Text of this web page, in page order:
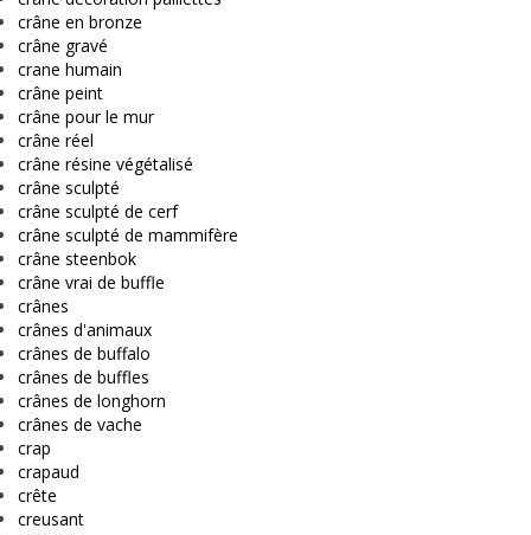
crâne en bronze
crâne gravé
crane humain
crâne peint
crâne pour le mur
crâne réel
crâne résine végétalisé
crâne sculpté
crâne sculpté de cerf
crâne sculpté de mammifère
crâne steenbok
crâne vrai de buffle
crânes
crânes d'animaux
crânes de buffalo
crânes de buffles
crânes de longhorn
crânes de vache
crap
crapaud
crête
creusant